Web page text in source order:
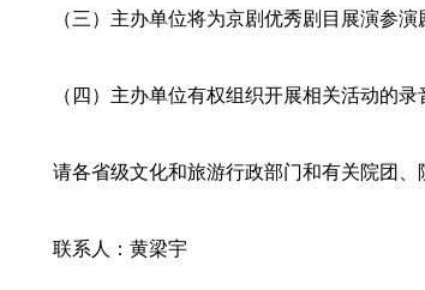
（三）主办单位将为京剧优秀剧目展演参
（四）主办单位有权组织开展相关活动的
请各省级文化和旅游行政部门和有关院团
联系人：黄梁宇